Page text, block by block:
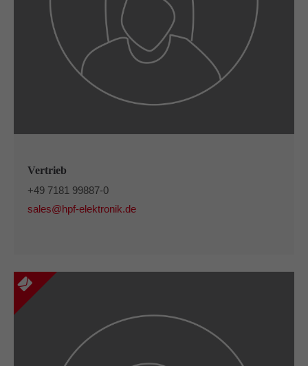
Vertrieb
+49 7181 99887-0
sales@hpf-elektronik.de